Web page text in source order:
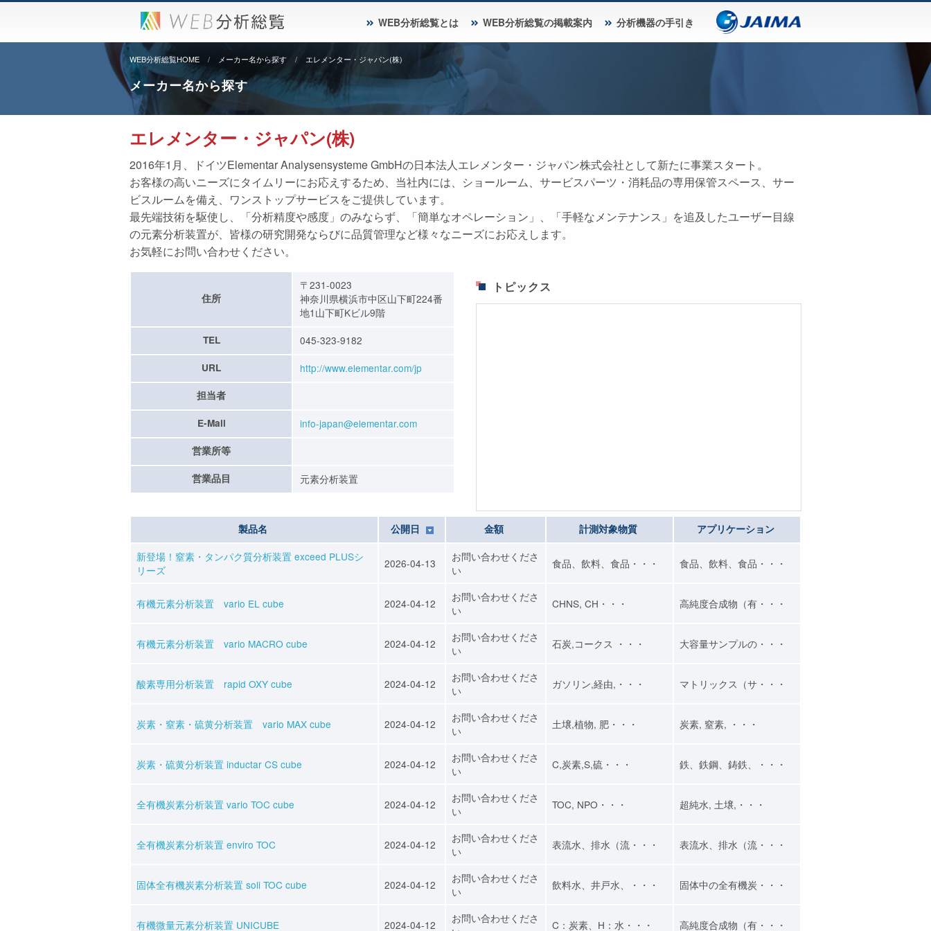
WEB分析総覧とは WEB分析総覧の掲載案内 分析機器の手引き
WEB分析総覧HOME メーカー名から探す エレメンター・ジャパン(株)
メーカー名から探す
エレメンター・ジャパン(株)
2016年1月、ドイツElementar Analysensysteme GmbHの日本法人エレメンター・ジャパン株式会社として新たに事業スタート。
お客様の高いニーズにタイムリーにお応えするため、当社内には、ショールーム、サービスパーツ・消耗品の専用保管スペース、サー
ビスルームを備え、ワンストップサービスをご提供しています。
最先端技術を駆使し、「分析精度や感度」のみならず、「簡単なオペレーション」、「手軽なメンテナンス」を追及したユーザー目線
の元素分析装置が、皆様の研究開発ならびに品質管理など様々なニーズにお応えします。
お気軽にお問い合わせください。
住所
〒231-0023
神奈川県横浜市中区山下町224番
地1山下町Kビル9階
TEL 045-323-9182
URL http://www.elementar.com/jp
担当者
E-Mail info-japan@elementar.com
営業所等
営業品目 元素分析装置
トピックス
製品名 公開日 金額 計測対象物質 アプリケーション
新登場！窒素・タンパク質分析装置 exceed PLUSシ
リーズ
2026-04-13
お問い合わせくださ
い
食品、飲料、食品・・・ 食品、飲料、食品・・・
有機元素分析装置 vario EL cube 2024-04-12
お問い合わせくださ
い
CHNS, CH・・・ 高純度合成物（有・・・
有機元素分析装置 vario MACRO cube 2024-04-12
お問い合わせくださ
い
石炭,コークス ・・・ 大容量サンプルの・・・
酸素専用分析装置 rapid OXY cube 2024-04-12
お問い合わせくださ
い
ガソリン,経由,・・・ マトリックス（サ・・・
炭素・窒素・硫黄分析装置 vario MAX cube 2024-04-12
お問い合わせくださ
い
土壌,植物, 肥・・・ 炭素, 窒素, ・・・
炭素・硫黄分析装置 inductar CS cube 2024-04-12
お問い合わせくださ
い
C,炭素,S,硫・・・ 鉄、鉄鋼、鋳鉄、・・・
全有機炭素分析装置 vario TOC cube 2024-04-12
お問い合わせくださ
い
TOC, NPO・・・ 超純水, 土壌,・・・
全有機炭素分析装置 enviro TOC 2024-04-12
お問い合わせくださ
い
表流水、排水（流・・・ 表流水、排水（流・・・
固体全有機炭素分析装置 soli TOC cube 2024-04-12
お問い合わせくださ
い
飲料水、井戸水、・・・ 固体中の全有機炭・・・
有機微量元素分析装置 UNICUBE 2024-04-12
お問い合わせくださ
C：炭素、H：水・・・ 高純度合成物（有・・・